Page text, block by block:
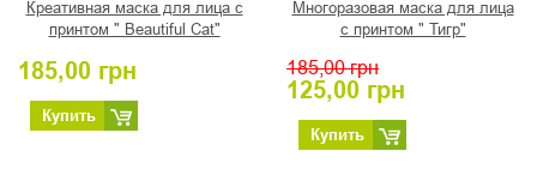
Креативная маска для лица с
принтом " Beautiful Cat"
185,00 грн
Купить
Многоразовая маска для лица
с принтом " Тигр"
185,00 грн
125,00 грн
Купить